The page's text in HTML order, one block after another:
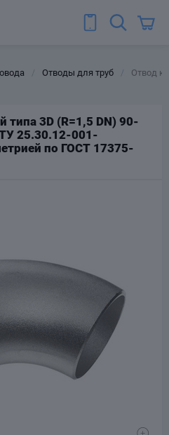
Отводы для труб Отвод
типа 3D (R=1,5 DN) 90-
25.30.12-001-
по ГОСТ 17375-